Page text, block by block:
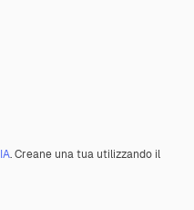
IA. Creane una tua utilizzando il